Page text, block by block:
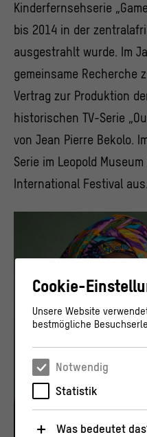
Kinderfernsehserie
bis 2014 in der
ausgestrahlt wurde. Im
gemeinsame Recherche
Vertrag zur Produktion
historischen TV-Serie
von Jean Pierre Bekolo.
Serie im Leopold
International Festival aus.
Cookie-
Unsere Website
bestmögliche
Notwendig
Statistik
Was bedeutet